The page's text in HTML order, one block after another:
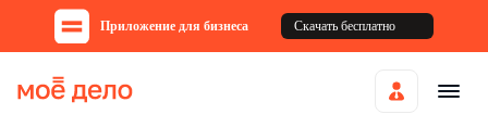
Приложение для бизнеса Скачать бесплатно